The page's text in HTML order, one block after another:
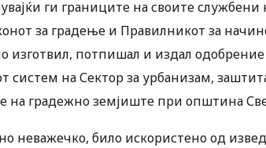
ги границите на своите
за градење и Правилникот за
изготвил, потпишал и издал
систем на Сектор за урбанизам,
на градежно земјиште при општина
неважечко, било искористено од